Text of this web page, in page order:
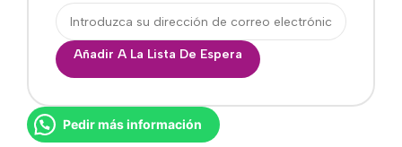
Añadir A La Lista De Espera
Pedir más información